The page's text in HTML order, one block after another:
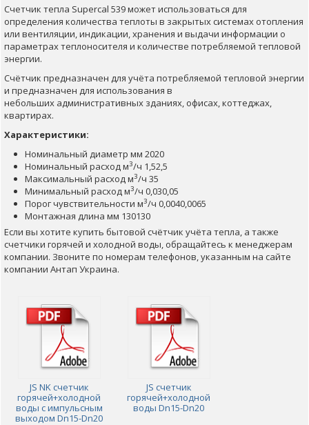
Счетчик тепла Supercal 539 может использоваться для
определения количества теплоты в закрытых системах отопления
или вентиляции, индикации, хранения и выдачи информации о
параметрах теплоносителя и количестве потребляемой тепловой
энергии.
Счётчик предназначен для учёта потребляемой тепловой энергии
и предназначен для использования в
небольших административных зданиях, офисах, коттеджах,
квартирах.
Характеристики:
Номинальный диаметр мм 2020
Номинальный расход м3/ч 1,52,5
Максимальный расход м3/ч 35
Минимальный расход м3/ч 0,030,05
Порог чувствительности м3/ч 0,0040,0065
Монтажная длина мм 130130
Если вы хотите купить бытовой счётчик учёта тепла, а также
счетчики горячей и холодной воды, обращайтесь к менеджерам
компании. Звоните по номерам телефонов, указанным на сайте
компании Антап Украина.
JS NK счетчик
горячей+холодной
воды с импульсным
выходом Dn15-Dn20
JS счетчик
горячей+холодной
воды Dn15-Dn20